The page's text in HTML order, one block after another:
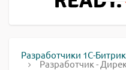
Разработчики 1С-
Разработчик -